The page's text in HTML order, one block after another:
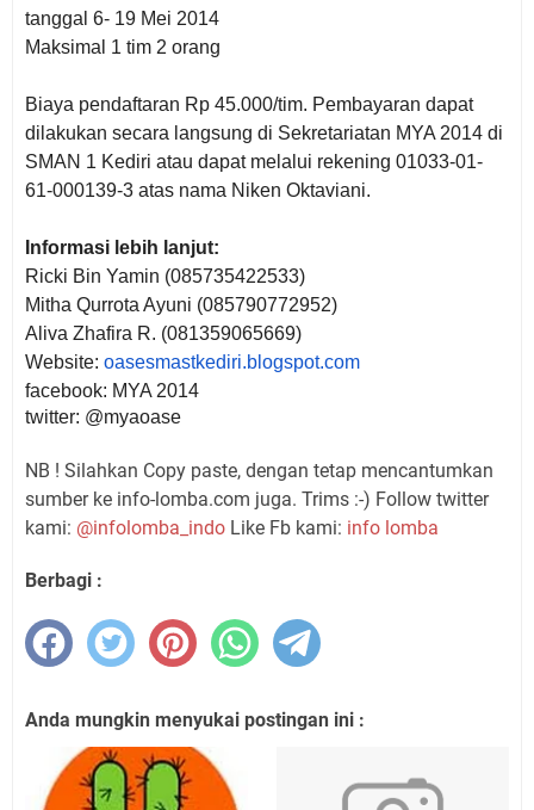
tanggal 6- 19 Mei 2014
Maksimal 1 tim 2 orang
Biaya pendaftaran Rp 45.000/tim. Pembayaran dapat
dilakukan secara langsung di Sekretariatan MYA 2014 di
SMAN 1 Kediri atau dapat melalui rekening 01033-01-
61-000139-3 atas nama Niken Oktaviani.
Informasi lebih lanjut:
Ricki Bin Yamin (085735422533)
Mitha Qurrota Ayuni (085790772952)
Aliva Zhafira R. (081359065669)
Website: oasesmastkediri.blogspot.com
facebook: MYA 2014
twitter: @myaoase
NB ! Silahkan Copy paste, dengan tetap mencantumkan
sumber ke info-lomba.com juga. Trims :-) Follow twitter
kami: @infolomba_indo Like Fb kami: info lomba
Berbagi :
Anda mungkin menyukai postingan ini :